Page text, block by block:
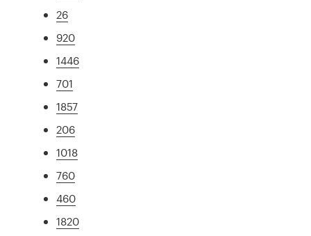
26
920
1446
701
1857
206
1018
760
460
1820